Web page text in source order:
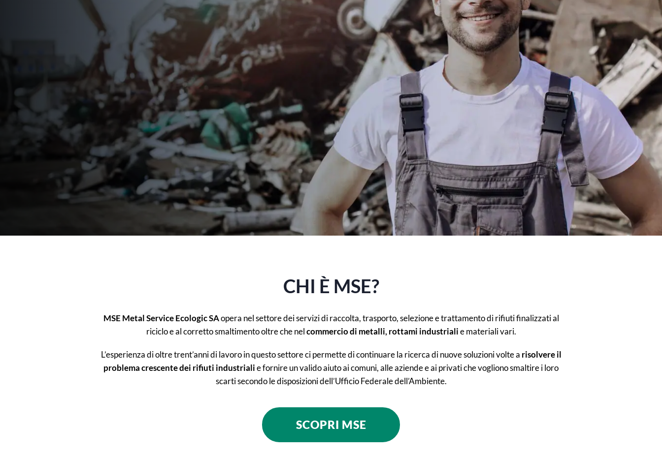
CHI È MSE?
MSE Metal Service Ecologic SAopera nel settore dei servizi di raccolta, trasporto, selezione e trattamento di rifiuti finalizzati al
riciclo e al corretto smaltimento oltre che nelcommercio di metalli, rottami industrialie materiali vari.
L’esperienza di oltre trent’anni di lavoro in questo settore ci permette di continuare la ricerca di nuove soluzioni volte a risolvere il
problema crescente dei rifiuti industrialie fornire un valido aiuto ai comuni, alle aziende e ai privati che vogliono smaltire i loro
scarti secondo le disposizioni dell’Ufficio Federale dell’Ambiente.
SCOPRI MSE